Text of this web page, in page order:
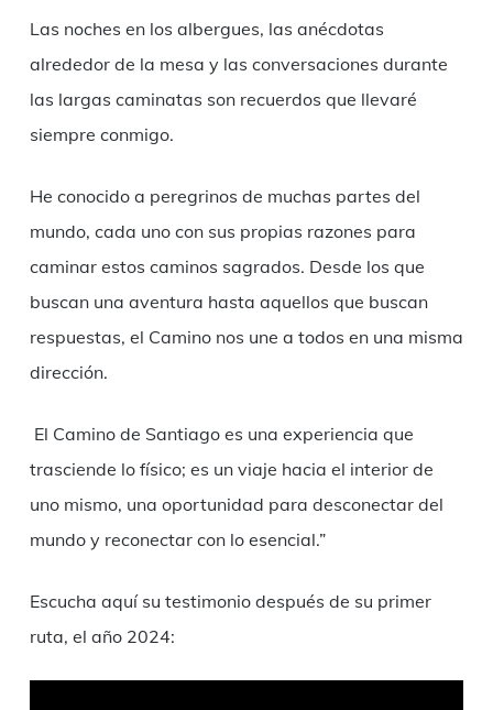
Las noches en los albergues, las anécdotas
alrededor de la mesa y las conversaciones durante
las largas caminatas son recuerdos que llevaré
siempre conmigo.
He conocido a peregrinos de muchas partes del
mundo, cada uno con sus propias razones para
caminar estos caminos sagrados. Desde los que
buscan una aventura hasta aquellos que buscan
respuestas, el Camino nos une a todos en una misma
dirección.
El Camino de Santiago es una experiencia que
trasciende lo físico; es un viaje hacia el interior de
uno mismo, una oportunidad para desconectar del
mundo y reconectar con lo esencial.”
Escucha aquí su testimonio después de su primer
ruta, el año 2024: